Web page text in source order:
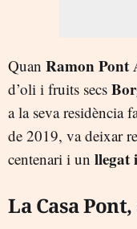
Quan Ramon Pont
d’oli i fruits secs
a la seva residència
de 2019, va deixar
centenari i un llegat
La Casa